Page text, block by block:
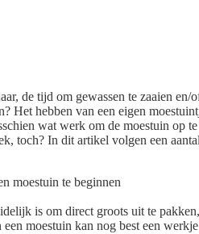
de tijd om gewassen te zaaien
Het hebben van een eigen
wat werk om de moestuin op
toch? In dit artikel volgen een
is om direct groots uit te
een moestuin kan nog best een